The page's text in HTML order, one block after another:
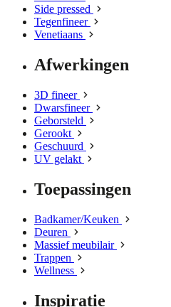
Side pressed
Tegenfineer
Venetiaans
Afwerkingen
3D fineer
Dwarsfineer
Geborsteld
Gerookt
Geschuurd
UV gelakt
Toepassingen
Badkamer/Keuken
Deuren
Massief meubilair
Trappen
Wellness
Inspiratie